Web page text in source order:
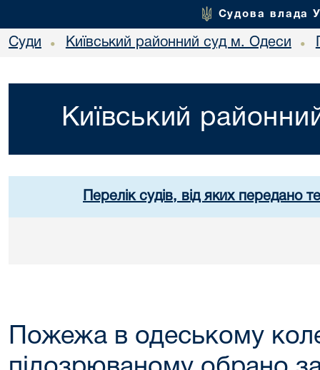
Судова влада
Суди • Київський районний суд м. Одеси •
Київський
Перелік судів, від яких передано
Пожежа в одеському